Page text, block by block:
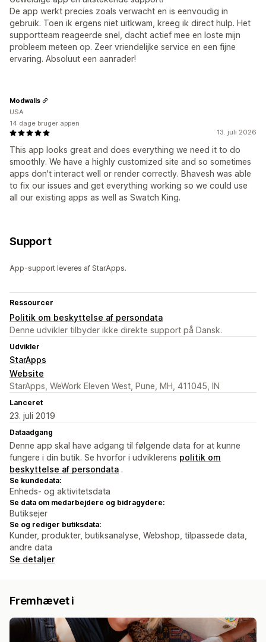
De app werkt precies zoals verwacht en is eenvoudig in
gebruik. Toen ik ergens niet uitkwam, kreeg ik direct hulp. Het
supportteam reageerde snel, dacht actief mee en loste mijn
probleem meteen op. Zeer vriendelijke service en een fijne
ervaring. Absoluut een aanrader!
13. juli 2026
This app looks great and does everything we need it to do
smoothly. We have a highly customized site and so sometimes
apps don't interact well or render correctly. Bhavesh was able
to fix our issues and get everything working so we could use
all our existing apps as well as Swatch King.
Modwalls
USA
14 dage bruger appen
Support
App-support leveres af StarApps.
Ressourcer
Politik om beskyttelse af persondata
Denne udvikler tilbyder ikke direkte support på Dansk.
Udvikler
StarApps
Website
StarApps, WeWork Eleven West, Pune, MH, 411045, IN
Lanceret
23. juli 2019
Dataadgang
Denne app skal have adgang til følgende data for at kunne
fungere i din butik. Se hvorfor i udviklerens politik om
beskyttelse af persondata .
Se kundedata:
Enheds- og aktivitetsdata
Se data om medarbejdere og bidragydere:
Butiksejer
Se og rediger butiksdata:
Kunder, produkter, butiksanalyse, Webshop, tilpassede data,
andre data
Se detaljer
Fremhævet i